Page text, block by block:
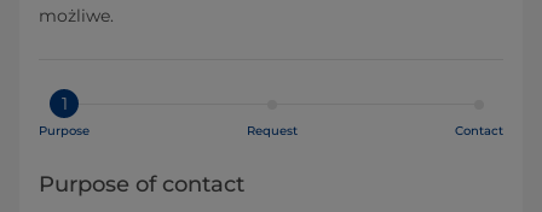
możliwe.
1
Purpose Request Contact
Purpose of contact